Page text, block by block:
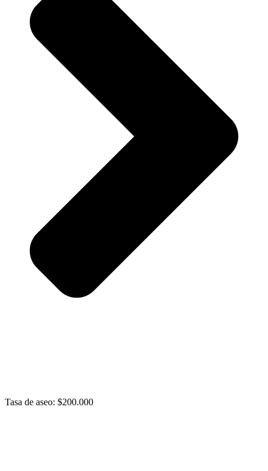
Tasa de aseo: $200.000